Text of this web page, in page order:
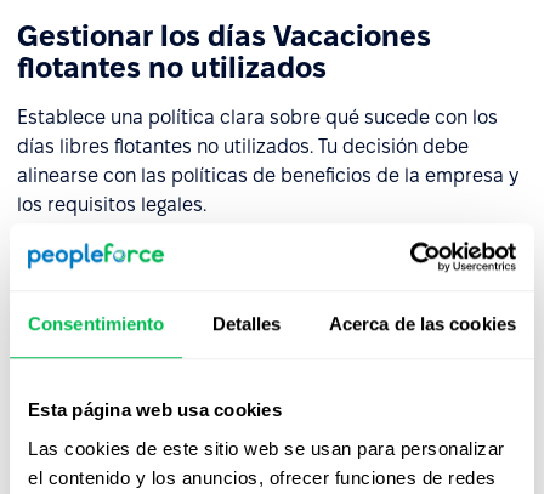
Consentimiento Detalles Acerca de las cookies
Esta página web usa cookies
Las cookies de este sitio web se usan para personalizar
el contenido y los anuncios, ofrecer funciones de redes
Gestionar los días Vacaciones
flotantes no utilizados
Establece una política clara sobre qué sucede con los
días libres flotantes no utilizados. Tu decisión debe
alinearse con las políticas de beneficios de la empresa y
los requisitos legales.
comerciales
Para prevenir interrupciones, implemente una estrategia
incluyen mantener niveles mínimos de personal en días
críticos, procesos de aprobación para solicitudes y
garantizar cobertura para roles esenciales. Un enfoque